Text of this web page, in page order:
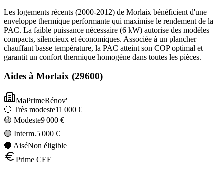
Les logements récents (2000-2012) de Morlaix bénéficient d'une
enveloppe thermique performante qui maximise le rendement de la
PAC. La faible puissance nécessaire (6 kW) autorise des modèles
compacts, silencieux et économiques. Associée à un plancher
chauffant basse température, la PAC atteint son COP optimal et
garantit un confort thermique homogène dans toutes les pièces.
Aides à Morlaix (29600)
MaPrimeRénov'
🔵 Très modeste11 000 €
🟡 Modeste9 000 €
🟣 Interm.5 000 €
🔴 AiséNon éligible
Prime CEE